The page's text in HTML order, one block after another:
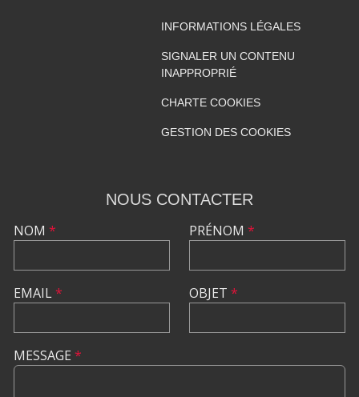
INFORMATIONS LÉGALES
SIGNALER UN CONTENU
INAPPROPRIÉ
CHARTE COOKIES
GESTION DES COOKIES
NOUS CONTACTER
NOM *
EMAIL*
PRÉNOM *
OBJET *
MESSAGE *